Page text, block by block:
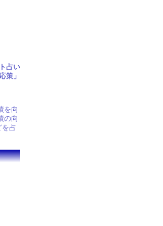
占い
策」
を向
の向
を占